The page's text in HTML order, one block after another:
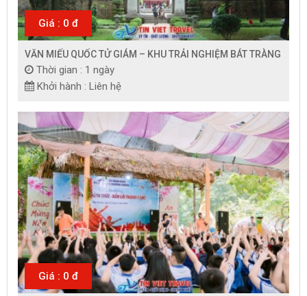
Giá : 0 đ
VĂN MIẾU QUỐC TỬ GIÁM – KHU TRẢI NGHIỆM BÁT TRÀNG
Thời gian : 1 ngày
Khởi hành : Liên hệ
Giá : 0 đ